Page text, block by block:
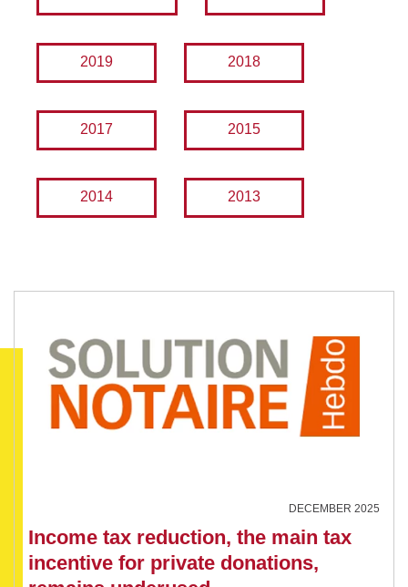
2019 2018
2017 2015
2014 2013
DECEMBER 2025
Income tax reduction, the main tax
incentive for private donations,